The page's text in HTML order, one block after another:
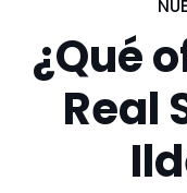
¿Qué
Real